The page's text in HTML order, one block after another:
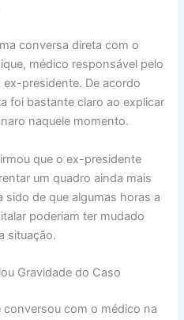
conversa direta com o
médico responsável pelo
presidente. De acordo
foi bastante claro ao explicar
naquele momento.
que o ex-presidente
um quadro ainda mais
sido de que algumas horas a
poderiam ter mudado
situação.
Gravidade do Caso
com o médico na